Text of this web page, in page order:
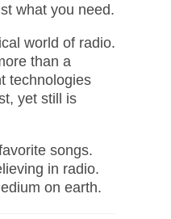
what you need.
world of radio.
than a
technologies
yet still is
songs.
in radio.
on earth.